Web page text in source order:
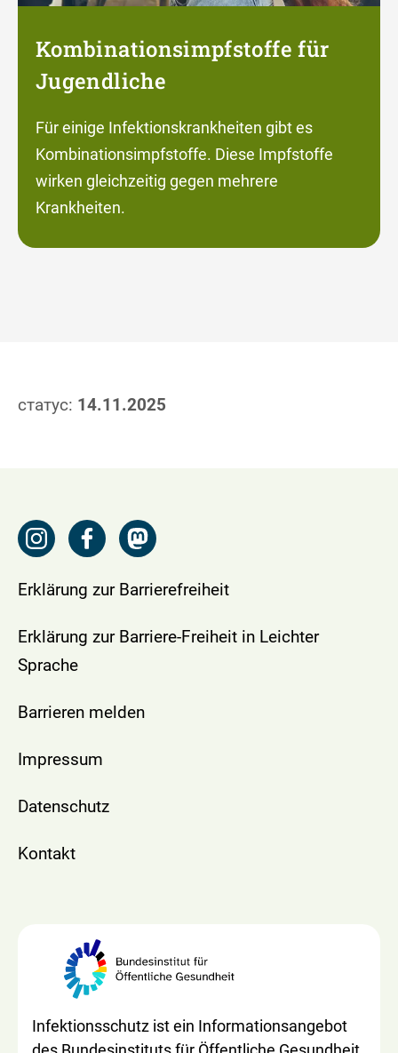
Kombinationsimpfstoffe für
Jugendliche
Für einige Infektionskrankheiten gibt es
Kombinationsimpfstoffe. Diese Impfstoffe
wirken gleichzeitig gegen mehrere
Krankheiten.
статус: 14.11.2025
Erklärung zur Barrierefreiheit
Erklärung zur Barriere-Freiheit in Leichter
Sprache
Barrieren melden
Impressum
Datenschutz
Kontakt
Infektionsschutz ist ein Informationsangebot